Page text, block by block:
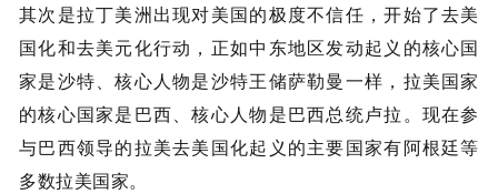
其次是拉丁美洲出现对美国的极度不信任，开始了去美
国化和去美元化行动，正如中东地区发动起义的核心国
家是沙特、核心人物是沙特王储萨勒曼一样，拉美国家
的核心国家是巴西、核心人物是巴西总统卢拉。现在参
与巴西领导的拉美去美国化起义的主要国家有阿根廷等
多数拉美国家。